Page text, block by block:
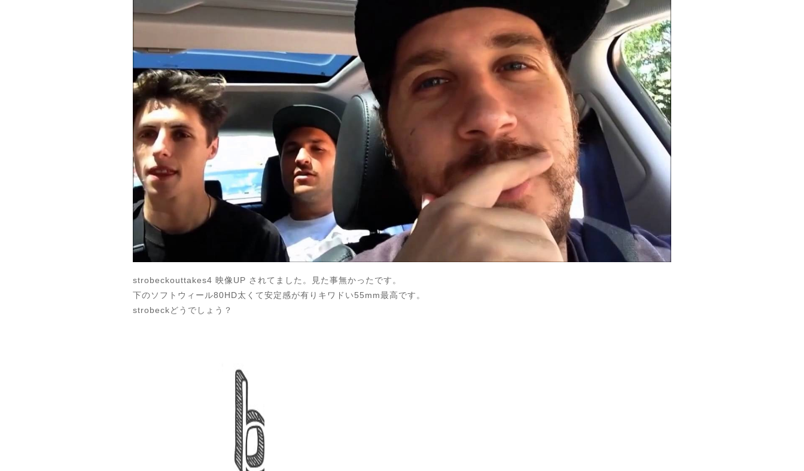
strobeckouttakes4 映像UP されてました。見た事無かったです。
下のソフトウィール80HD太くて安定感が有りキワドい55mm最高です。
strobeckどうでしょう？